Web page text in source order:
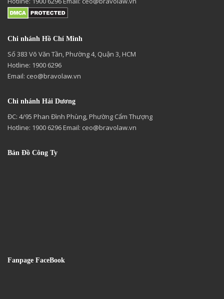
Chi nhánh Hồ Chí Minh
Số 383 Võ Văn Tần, Phường 4, Quận 3, HCM
Hotline: 1900 6296
Email: ceo@bravolaw.vn
Chi nhánh Hải Dương
ĐC: 4/95 Phan Đình Phùng, Phường Cẩm Thượng
Hotline: 1900 6296 Email: ceo@bravolaw.vn
Bản Đồ Công Ty
Fanpage FaceBook